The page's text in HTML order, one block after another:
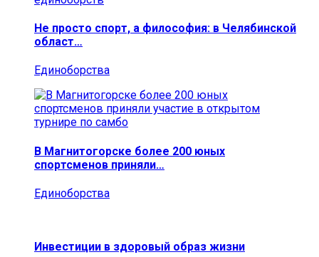
Не просто спорт, а философия: в Челябинской
област…
Единоборства
В Магнитогорске более 200 юных
спортсменов приняли…
Единоборства
Инвестиции в здоровый образ жизни